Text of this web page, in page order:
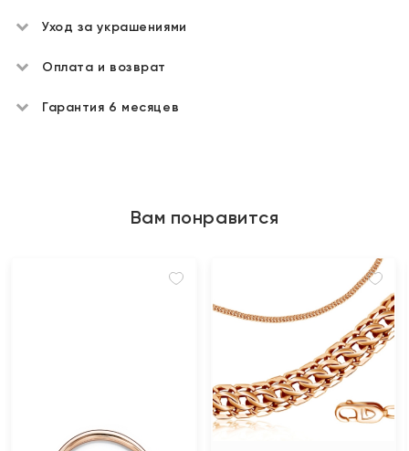
Уход за украшениями
Оплата и возврат
Гарантия 6 месяцев
Вам понравится